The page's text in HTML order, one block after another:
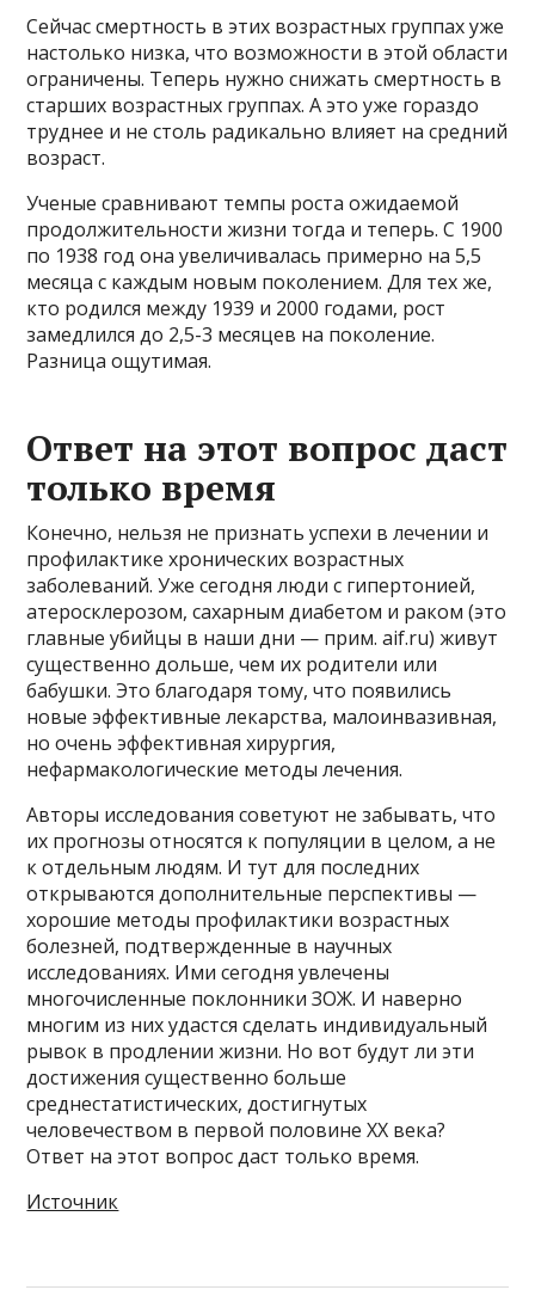
Сейчас смертность в этих возрастных группах уже
настолько низка, что возможности в этой области
ограничены. Теперь нужно снижать смертность в
старших возрастных группах. А это уже гораздо
труднее и не столь радикально влияет на средний
возраст.
Ученые сравнивают темпы роста ожидаемой
продолжительности жизни тогда и теперь. С 1900
по 1938 год она увеличивалась примерно на 5,5
месяца с каждым новым поколением. Для тех же,
кто родился между 1939 и 2000 годами, рост
замедлился до 2,5-3 месяцев на поколение.
Разница ощутимая.
Ответ на этот вопрос даст
только время
Конечно, нельзя не признать успехи в лечении и
профилактике хронических возрастных
заболеваний. Уже сегодня люди с гипертонией,
атеросклерозом, сахарным диабетом и раком (это
главные убийцы в наши дни — прим. aif.ru) живут
существенно дольше, чем их родители или
бабушки. Это благодаря тому, что появились
новые эффективные лекарства, малоинвазивная,
но очень эффективная хирургия,
нефармакологические методы лечения.
Авторы исследования советуют не забывать, что
их прогнозы относятся к популяции в целом, а не
к отдельным людям. И тут для последних
открываются дополнительные перспективы —
хорошие методы профилактики возрастных
болезней, подтвержденные в научных
исследованиях. Ими сегодня увлечены
многочисленные поклонники ЗОЖ. И наверно
многим из них удастся сделать индивидуальный
рывок в продлении жизни. Но вот будут ли эти
достижения существенно больше
среднестатистических, достигнутых
человечеством в первой половине ХХ века?
Ответ на этот вопрос даст только время.
Источник